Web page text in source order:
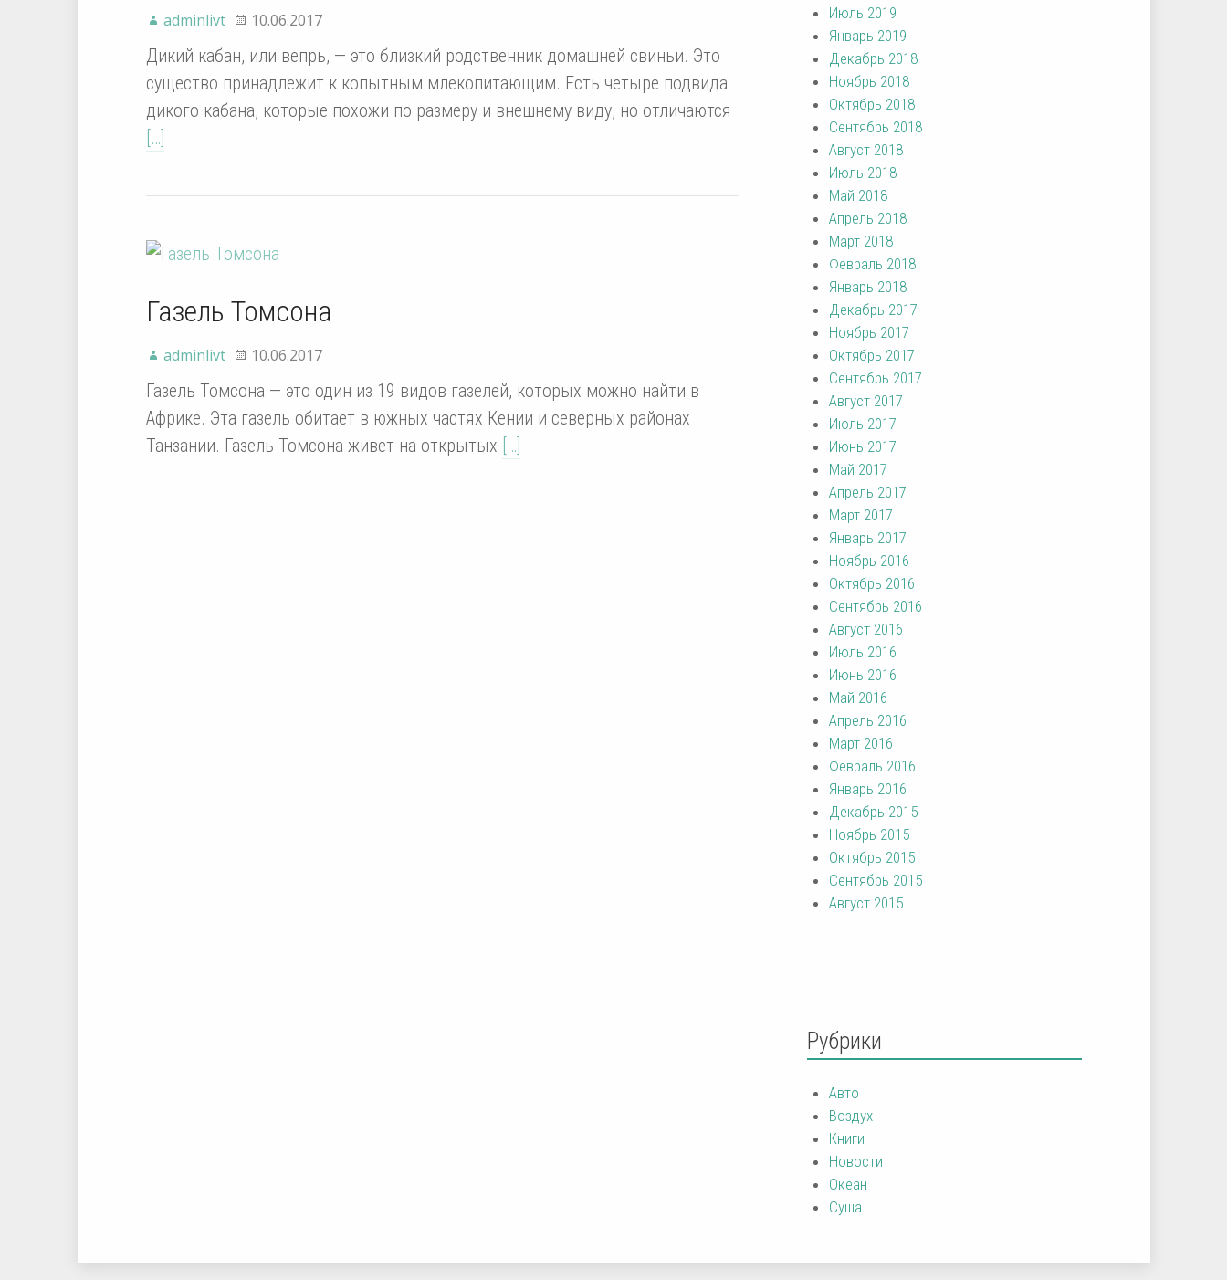
adminlivt 10.06.2017
Дикий кабан, или вепрь, — это близкий родственник домашней свиньи. Это
существо принадлежит к копытным млекопитающим. Есть четыре подвида
дикого кабана, которые похожи по размеру и внешнему виду, но отличаются
[…]
Газель Томсона
adminlivt 10.06.2017
Газель Томсона — это один из 19 видов газелей, которых можно найти в
Африке. Эта газель обитает в южных частях Кении и северных районах
Танзании. Газель Томсона живет на открытых […]
Июль 2019
Январь 2019
Декабрь 2018
Ноябрь 2018
Октябрь 2018
Сентябрь 2018
Август 2018
Июль 2018
Май 2018
Апрель 2018
Март 2018
Февраль 2018
Январь 2018
Декабрь 2017
Ноябрь 2017
Октябрь 2017
Сентябрь 2017
Август 2017
Июль 2017
Июнь 2017
Май 2017
Апрель 2017
Март 2017
Январь 2017
Ноябрь 2016
Октябрь 2016
Сентябрь 2016
Август 2016
Июль 2016
Июнь 2016
Май 2016
Апрель 2016
Март 2016
Февраль 2016
Январь 2016
Декабрь 2015
Ноябрь 2015
Октябрь 2015
Сентябрь 2015
Август 2015
Рубрики
Авто
Воздух
Книги
Новости
Океан
Суша